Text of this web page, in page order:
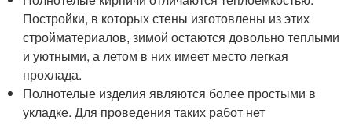
Постройки, в которых стены изготовлены из этих
стройматериалов, зимой остаются довольно теплыми
и уютными, а летом в них имеет место легкая
прохлада.
Полнотелые изделия являются более простыми в
укладке. Для проведения таких работ нет